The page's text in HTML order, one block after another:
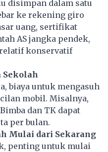
disimpan dalam satu
ke rekening giro
uang, sertifikat
AS jangka pendek,
konservatif
Sekolah
biaya untuk mengasuh
mobil. Misalnya,
dan TK dapat
per bulan.
Mulai dari Sekarang
penting untuk mulai